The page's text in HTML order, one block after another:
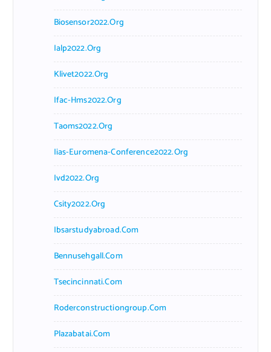
Biosensor2022.org
Ialp2022.org
Klivet2022.org
Ifac-Hms2022.org
Taoms2022.org
Iias-Euromena-Conference2022.org
Ivd2022.org
Csity2022.org
Ibsarstudyabroad.com
Bennusehgall.com
Tsecincinnati.com
Roderconstructiongroup.com
Plazabatai.com